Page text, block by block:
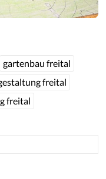
gartenbau freital
freital
freital